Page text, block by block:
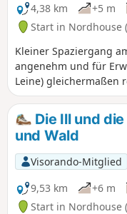
4,38 km
+5 m
Start in Nordhouse
Kleiner Spaziergang
angenehm und für
Leine) gleichermaßen
zahlreiche Tiere
Spuren von Bibern. In
diese Strecke ideal für
Die Ill und
und Wald
Visorando-Mitglied
9,53 km
+6 m
Start in Nordhouse